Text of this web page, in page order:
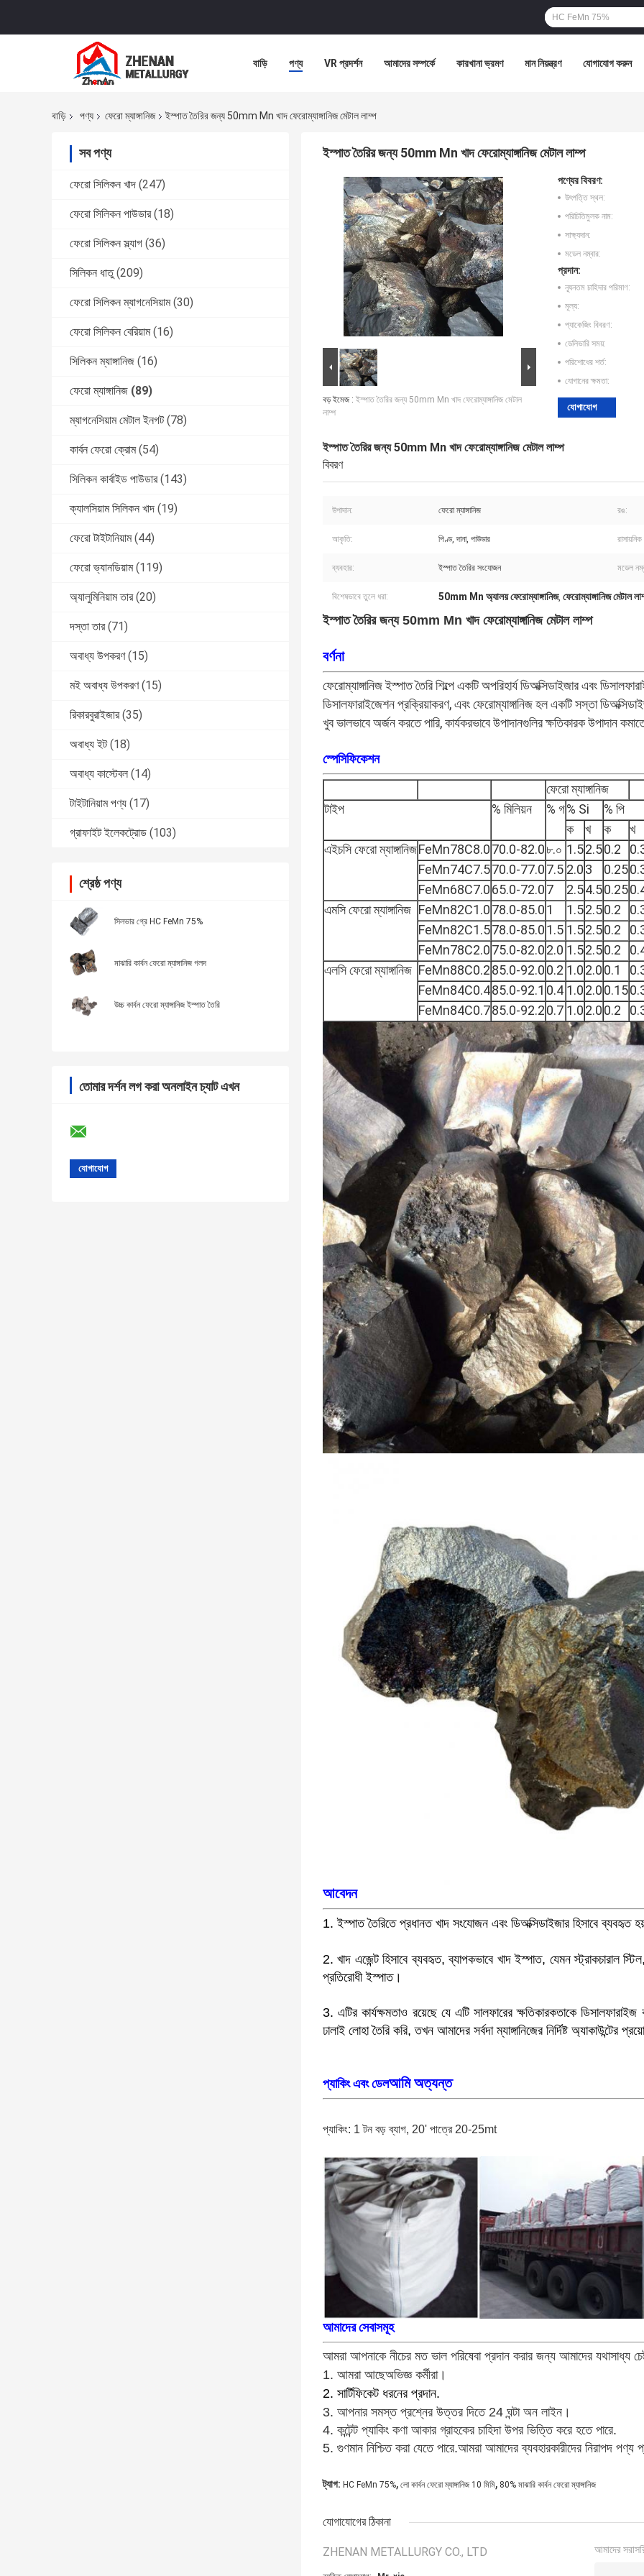
বাড়ি পণ্য VR প্রদর্শন আমাদের সম্পর্কে কারখানা ভ্রমণ মান নিয়ন্ত্রণ যোগাযোগ করুন
বাড়ি পণ্য ফেরো ম্যাঙ্গানিজ ইস্পাত তৈরির জন্য 50mm Mn খাদ ফেরোম্যাঙ্গানিজ মেটাল লাম্প
সব পণ্য
ফেরো সিলিকন খাদ (247)
ফেরো সিলিকন পাউডার (18)
ফেরো সিলিকন স্ল্যাগ (36)
সিলিকন ধাতু (209)
ফেরো সিলিকন ম্যাগনেসিয়াম (30)
ফেরো সিলিকন বেরিয়াম (16)
সিলিকন ম্যাঙ্গানিজ (16)
ফেরো ম্যাঙ্গানিজ (89)
ম্যাগনেসিয়াম মেটাল ইনগট (78)
কার্বন ফেরো ক্রোম (54)
সিলিকন কার্বাইড পাউডার (143)
ক্যালসিয়াম সিলিকন খাদ (19)
ফেরো টাইটানিয়াম (44)
ফেরো ভ্যানডিয়াম (119)
অ্যালুমিনিয়াম তার (20)
দস্তা তার (71)
অবাধ্য উপকরণ (15)
মই অবাধ্য উপকরণ (15)
রিকারবুরাইজার (35)
অবাধ্য ইট (18)
অবাধ্য কাস্টেবল (14)
টাইটানিয়াম পণ্য (17)
গ্রাফাইট ইলেকট্রোড (103)
শ্রেষ্ঠ পণ্য
সিলভার গ্রে HC FeMn 75%
মাঝারি কার্বন ফেরো ম্যাঙ্গানিজ গলদ
উচ্চ কার্বন ফেরো ম্যাঙ্গানিজ ইস্পাত তৈরি
তোমার দর্শন লগ করা অনলাইন চ্যাট এখন
ইস্পাত তৈরির জন্য 50mm Mn খাদ ফেরোম্যাঙ্গানিজ মেটাল লাম্প
বড় ইমেজ : ইস্পাত তৈরির জন্য 50mm Mn খাদ ফেরোম্যাঙ্গানিজ মেটাল
লাম্প
পণ্যের বিবরণ:
উৎপত্তি স্থল:
পরিচিতিমুলক নাম:
সাক্ষ্যদান:
মডেল নম্বার:
প্রদান:
ন্যূনতম চাহিদার পরিমাণ:
মূল্য:
প্যাকেজিং বিবরণ:
ডেলিভারি সময়:
পরিশোধের শর্ত:
যোগানের ক্ষমতা:
যোগাযোগ
ইস্পাত তৈরির জন্য 50mm Mn খাদ ফেরোম্যাঙ্গানিজ মেটাল লাম্প
বিবরণ
উপাদান: ফেরো ম্যাঙ্গানিজ রঙ:
আকৃতি: পিণ্ড, দানা, পাউডার
ব্যবহার: ইস্পাত তৈরির সংযোজন মডেল
বিশেষভাবে তুলে ধরা: 50mm Mn অ্যালয় ফেরোম্যাঙ্গানিজ, ফেরোম্যাঙ্গানিজ মেটাল
ইস্পাত তৈরির জন্য 50mm Mn খাদ ফেরোম্যাঙ্গানিজ মেটাল লাম্প
বর্ণনা
ফেরোম্যাঙ্গানিজ ইস্পাত তৈরি শিল্পে একটি অপরিহার্য ডিঅক্সিডাইজার এবং
ডিসালফারাইজেশন প্রক্রিয়াকরণ, এবং ফেরোম্যাঙ্গানিজ হল একটি সস্তা
খুব ভালভাবে অর্জন করতে পারি, কার্যকরভাবে উপাদানগুলির ক্ষতিকারক উপাদান
স্পেসিফিকেশন
ফেরো ম্যাঙ্গানিজ
টাইপ
% মিলিয়ন % গ% Si
% পি
ক
খ ক
খ
এইচসি ফেরো ম্যাঙ্গানিজFeMn78C8.070.0-82.0৮.০ 1.52.50.2
FeMn74C7.570.0-77.07.5 2.03 0.25
FeMn68C7.065.0-72.07 2.54.50.25
এমসি ফেরো ম্যাঙ্গানিজ FeMn82C1.078.0-85.01 1.52.50.2
FeMn82C1.578.0-85.01.5 1.52.50.2
FeMn78C2.075.0-82.02.0 1.52.50.2
এলসি ফেরো ম্যাঙ্গানিজ FeMn88C0.285.0-92.00.2 1.02.00.1
FeMn84C0.485.0-92.1 0.4 1.02.00.15
FeMn84C0.785.0-92.20.7 1.02.00.2
আবেদন
1. ইস্পাত তৈরিতে প্রধানত খাদ সংযোজন এবং ডিঅক্সিডাইজার হিসাবে ব্যবহৃত
2. খাদ এজেন্ট হিসাবে ব্যবহৃত, ব্যাপকভাবে খাদ ইস্পাত, যেমন স্ট্রাকচারাল
প্রতিরোধী ইস্পাত।
3. এটির কার্যক্ষমতাও রয়েছে যে এটি সালফারের ক্ষতিকারকতাকে
ঢালাই লোহা তৈরি করি, তখন আমাদের সর্বদা ম্যাঙ্গানিজের নির্দিষ্ট অ্যাকাউন্টের
প্যাকিং এবং ডেলআমি অত্যন্ত
প্যাকিং: 1 টন বড় ব্যাগ, 20' পাত্রে 20-25mt
আমাদের সেবাসমূহ
আমরা আপনাকে নীচের মত ভাল পরিষেবা প্রদান করার জন্য আমাদের যথাসাধ্য
1. আমরা আছেঅভিজ্ঞ কর্মীরা।
2. সার্টিফিকেট ধরনের প্রদান.
3. আপনার সমস্ত প্রশ্নের উত্তর দিতে 24 ঘন্টা অন লাইন।
4. কন্টেন্ট প্যাকিং কণা আকার গ্রাহকের চাহিদা উপর ভিত্তি করে হতে পারে.
5. গুণমান নিশ্চিত করা যেতে পারে.আমরা আমাদের ব্যবহারকারীদের নিরাপদ পণ্য
ট্যাগ: HC FeMn 75%, লো কার্বন ফেরো ম্যাঙ্গানিজ 10 মিমি, 80% মাঝারি কার্বন ফেরো ম্যাঙ্গানিজ
যোগাযোগের ঠিকানা
ZHENAN METALLURGY CO., LTD আমাদের